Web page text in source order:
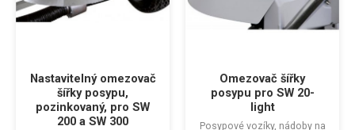
Nastavitelný omezovač
šířky posypu,
pozinkovaný, pro SW
200 a SW 300
Omezovač šířky
posypu pro SW 20-
light
Posypové vozíky, nádoby na